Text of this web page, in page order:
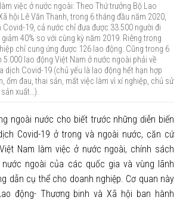
việc ở nước ngoài: Theo Thứ trưởng Bộ Lao
hội Lê Văn Thanh, trong 6 tháng đầu năm 2020,
19, cả nước chỉ đưa được 33.500 người đi
40% so với cùng kỳ năm 2019. Riêng trong
chỉ cung ứng được 126 lao động. Cũng trong 6
lao động Việt Nam ở nước ngoài phải về
dịch Covid-19 (chủ yếu là lao động hết hạn hợp
ốm đau, thai sản, mất việc làm vì xí nghiệp, chủ sử
xuất…).
ngoài nước cho biết trước những diễn biến
Covid-19 ở trong và ngoài nước, căn cứ
Nam làm việc ở nước ngoài, chính sách
ngoài của các quốc gia và vùng lãnh
dẫn cụ thể cho doanh nghiệp. Cơ quan này
động- Thương binh và Xã hội ban hành